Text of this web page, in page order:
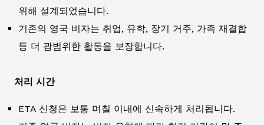
위해 설계되었습니다.
기존의 영국 비자는 취업, 유학, 장기 거주, 가족 재결합
등 더 광범위한 활동을 보장합니다.
처리 시간
ETA 신청은 보통 며칠 이내에 신속하게 처리됩니다.